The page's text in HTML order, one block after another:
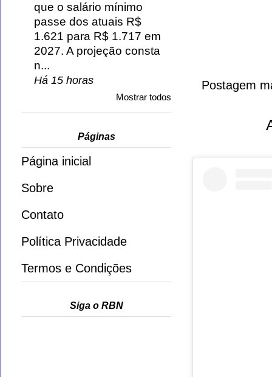
Postagem
que o salário mínimo
passe dos atuais R$
1.621 para R$ 1.717 em
2027. A projeção consta
n...
Há 15 horas
Mostrar todos
Páginas
Página inicial
Sobre
Contato
Política Privacidade
Termos e Condições
Siga o RBN